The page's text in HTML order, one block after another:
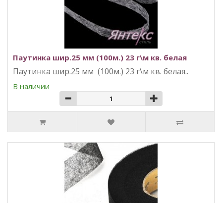
Паутинка шир.25 мм (100м.) 23 г\м кв. белая
Паутинка шир.25 мм (100м.) 23 г\м кв. белая..
В наличии